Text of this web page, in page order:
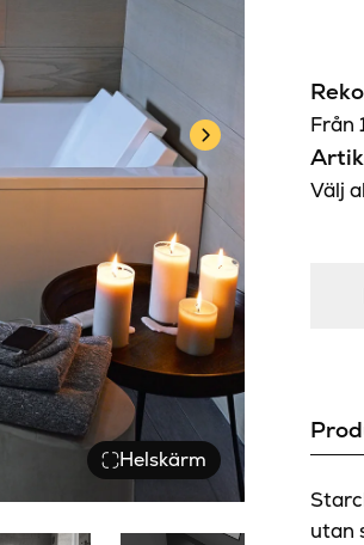
Helskärm
Från
Välj
utan